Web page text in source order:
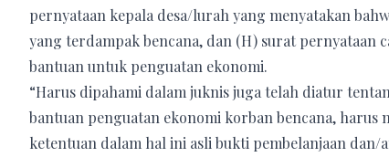
pernyataan kepala desa/lurah yang menyatakan
yang terdampak bencana, dan (H) surat pernyataan
bantuan untuk penguatan ekonomi.
“Harus dipahami dalam juknis juga telah diatur
bantuan penguatan ekonomi korban bencana, harus
ketentuan dalam hal ini asli bukti pembelanjaan dan/